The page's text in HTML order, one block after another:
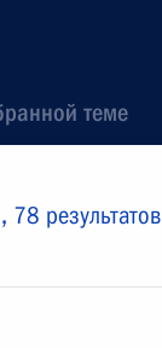
теме
78 результатов